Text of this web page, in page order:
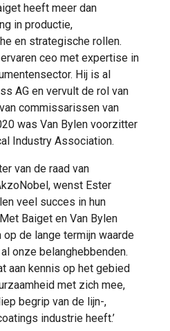
heeft meer dan
in productie,
en strategische rollen.
ceo met expertise in
Hij is al
AG en vervult de rol van
commissarissen van
was Van Bylen voorzitter
Industry Association.
van de raad van
wenst Ester
veel succes in hun
Baiget en Van Bylen
de lange termijn waarde
onze belanghebbenden.
aan kennis op het gebied
met zich mee,
begrip van de lijn-,
industrie heeft.’